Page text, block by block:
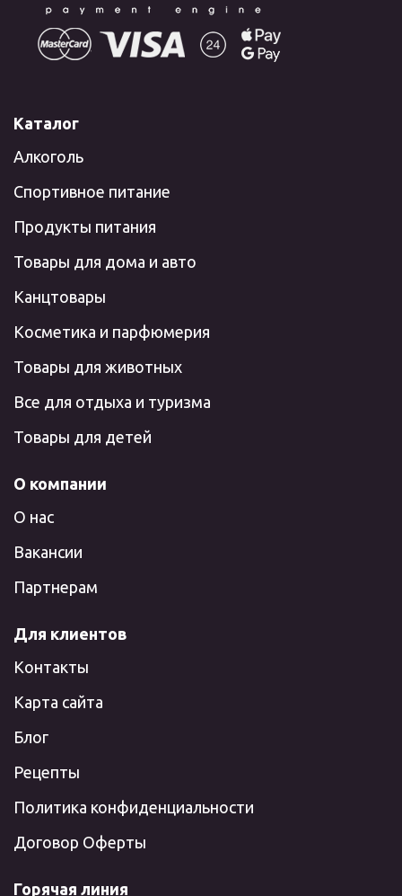
Каталог
Алкоголь
Спортивное питание
Продукты питания
Товары для дома и авто
Канцтовары
Косметика и парфюмерия
Товары для животных
Все для отдыха и туризма
Товары для детей
О компании
О нас
Вакансии
Партнерам
Для клиентов
Контакты
Карта сайта
Блог
Рецепты
Политика конфиденциальности
Договор Оферты
Горячая линия